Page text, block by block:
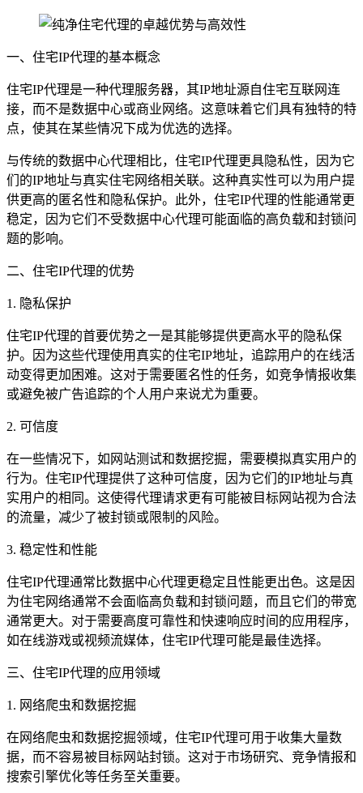
一、住宅IP代理的基本概念
住宅IP代理是一种代理服务器，其IP地址源自住宅互联网连
接，而不是数据中心或商业网络。这意味着它们具有独特的特
点，使其在某些情况下成为优选的选择。
与传统的数据中心代理相比，住宅IP代理更具隐私性，因为它
们的IP地址与真实住宅网络相关联。这种真实性可以为用户提
供更高的匿名性和隐私保护。此外，住宅IP代理的性能通常更
稳定，因为它们不受数据中心代理可能面临的高负载和封锁问
题的影响。
二、住宅IP代理的优势
1. 隐私保护
住宅IP代理的首要优势之一是其能够提供更高水平的隐私保
护。因为这些代理使用真实的住宅IP地址，追踪用户的在线活
动变得更加困难。这对于需要匿名性的任务，如竞争情报收集
或避免被广告追踪的个人用户来说尤为重要。
2. 可信度
在一些情况下，如网站测试和数据挖掘，需要模拟真实用户的
行为。住宅IP代理提供了这种可信度，因为它们的IP地址与真
实用户的相同。这使得代理请求更有可能被目标网站视为合法
的流量，减少了被封锁或限制的风险。
3. 稳定性和性能
住宅IP代理通常比数据中心代理更稳定且性能更出色。这是因
为住宅网络通常不会面临高负载和封锁问题，而且它们的带宽
通常更大。对于需要高度可靠性和快速响应时间的应用程序，
如在线游戏或视频流媒体，住宅IP代理可能是最佳选择。
三、住宅IP代理的应用领域
1. 网络爬虫和数据挖掘
在网络爬虫和数据挖掘领域，住宅IP代理可用于收集大量数
据，而不容易被目标网站封锁。这对于市场研究、竞争情报和
搜索引擎优化等任务至关重要。